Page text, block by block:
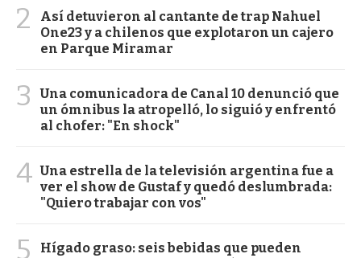
2
Así detuvieron al cantante de trap Nahuel
One23 y a chilenos que explotaron un cajero
en Parque Miramar
3
Una comunicadora de Canal 10 denunció que
un ómnibus la atropelló, lo siguió y enfrentó
al chofer: "En shock"
4 Una estrella de la televisión argentina fue a
ver el show de Gustaf y quedó deslumbrada:
"Quiero trabajar con vos"
5
Hígado graso: seis bebidas que pueden